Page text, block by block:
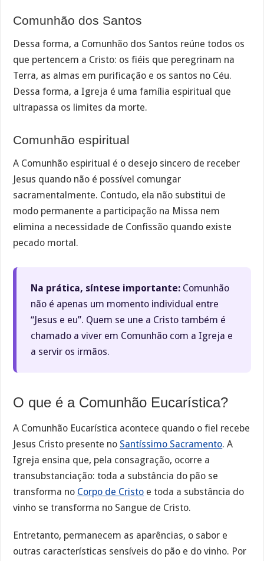
Comunhão dos Santos
Dessa forma, a Comunhão dos Santos reúne todos os
que pertencem a Cristo: os fiéis que peregrinam na
Terra, as almas em purificação e os santos no Céu.
Dessa forma, a Igreja é uma família espiritual que
ultrapassa os limites da morte.
Comunhão espiritual
A Comunhão espiritual é o desejo sincero de receber
Jesus quando não é possível comungar
sacramentalmente. Contudo, ela não substitui de
modo permanente a participação na Missa nem
elimina a necessidade de Confissão quando existe
pecado mortal.
Na prática, síntese importante: Comunhão
não é apenas um momento individual entre
“Jesus e eu”. Quem se une a Cristo também é
chamado a viver em Comunhão com a Igreja e
a servir os irmãos.
O que é a Comunhão Eucarística?
A Comunhão Eucarística acontece quando o fiel recebe
Jesus Cristo presente no Santíssimo Sacramento. A
Igreja ensina que, pela consagração, ocorre a
transubstanciação: toda a substância do pão se
transforma no Corpo de Cristo e toda a substância do
vinho se transforma no Sangue de Cristo.
Entretanto, permanecem as aparências, o sabor e
outras características sensíveis do pão e do vinho. Por